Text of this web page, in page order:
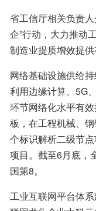
省工信厅相关负责
企”行动，大力推动
制造业提质增效提供
网络基础设施供给
利用边缘计算、5G
环节网络化水平有
板，在工程机械、
个标识解析二级节
项目。截至6月底，
国第8。
工业互联网平台体